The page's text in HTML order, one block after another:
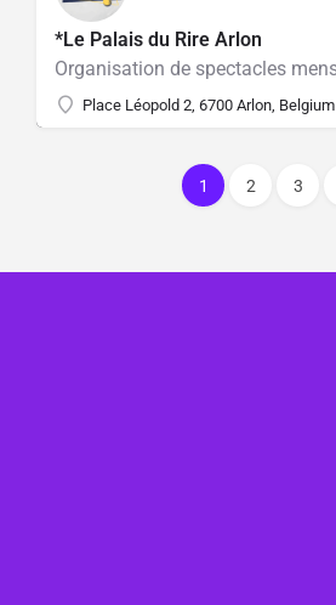
*Le Palais du Rire Arlon
Place Léopold 2, 6700 Arlon, Belgium
1 2 3